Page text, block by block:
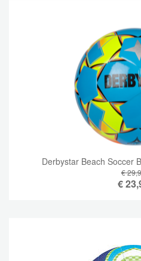
Derbystar Beach Soccer
€
€